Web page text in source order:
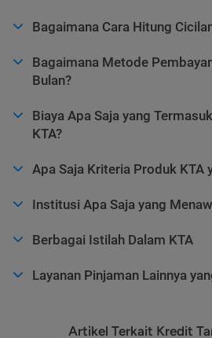
Bagaimana Cara Hitung
Bagaimana Metode
Bulan?
Biaya Apa Saja yang
KTA?
Apa Saja Kriteria Produk KTA
Institusi Apa Saja yang
Berbagai Istilah Dalam KTA
Layanan Pinjaman Lainnya
Artikel Terkait Kredit